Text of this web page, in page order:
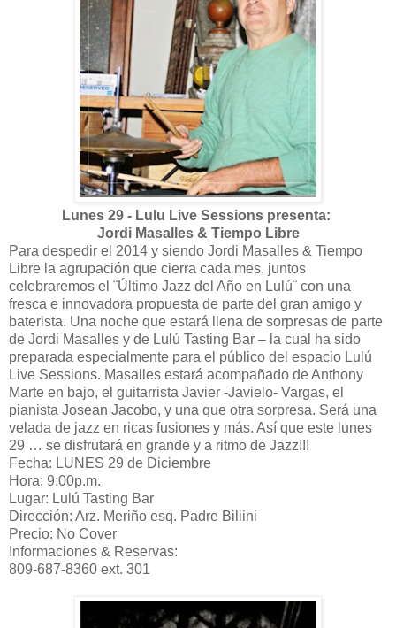
Lunes 29 - Lulu Live Sessions presenta:
Jordi Masalles & Tiempo Libre
Para despedir el 2014 y siendo Jordi Masalles & Tiempo
Libre la agrupación que cierra cada mes, juntos
celebraremos el ¨Último Jazz del Año en Lulú¨ con una
fresca e innovadora propuesta de parte del gran amigo y
baterista. Una noche que estará llena de sorpresas de parte
de Jordi Masalles y de Lulú Tasting Bar – la cual ha sido
preparada especialmente para el público del espacio Lulú
Live Sessions. Masalles estará acompañado de Anthony
Marte en bajo, el guitarrista Javier -Javielo- Vargas, el
pianista Josean Jacobo, y una que otra sorpresa. Será una
velada de jazz en ricas fusiones y más. Así que este lunes
29 … se disfrutará en grande y a ritmo de Jazz!!!
Fecha: LUNES 29 de Diciembre
Hora: 9:00p.m.
Lugar: Lulú Tasting Bar
Dirección: Arz. Meriño esq. Padre Biliini
Precio: No Cover
Informaciones & Reservas:
809-687-8360 ext. 301